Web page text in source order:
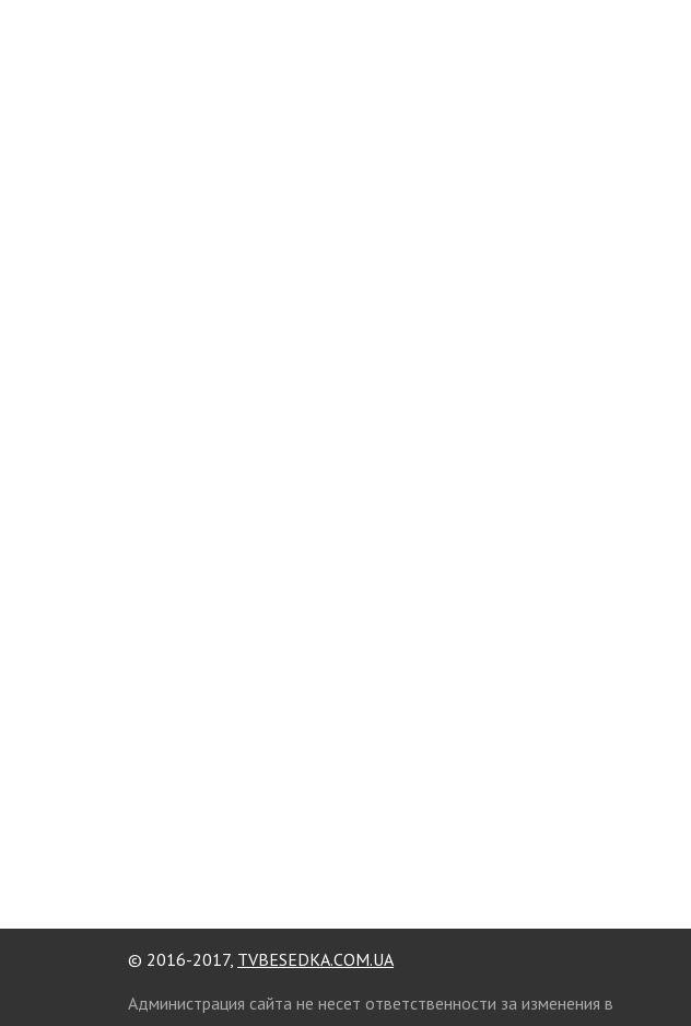
© 2016-2017, TVBESEDKA.COM.UA
Администрация сайта не несет ответственности за изменения в